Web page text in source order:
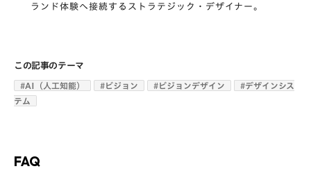
ランド体験へ接続するストラテジック・デザイナー。
この記事のテーマ
#AI（人工知能） #ビジョン #ビジョンデザイン #デザインシス
テム
FAQ